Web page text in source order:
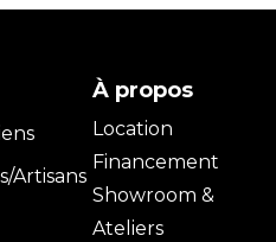
Artisans
À propos
Location
Financement
Showroom &
Ateliers